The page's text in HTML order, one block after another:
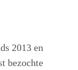
2013 en
bezochte